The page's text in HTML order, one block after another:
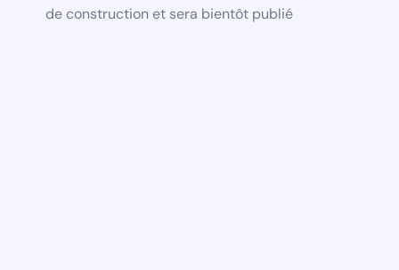
de construction et sera bientôt publié